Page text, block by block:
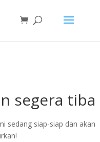
segera tiba
sedang siap-siap dan akan